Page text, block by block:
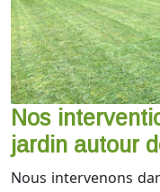
Nos
jardin autour
Nous intervenons